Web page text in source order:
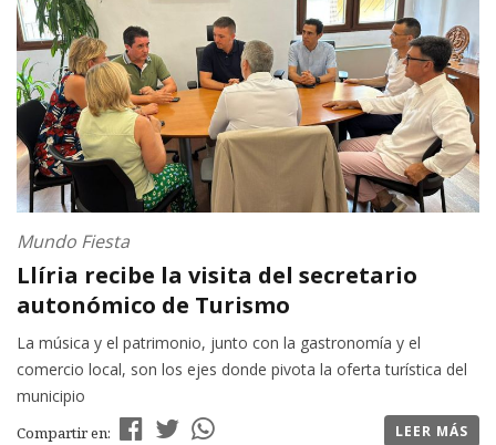
Mundo Fiesta
Llíria recibe la visita del secretario
autonómico de Turismo
La música y el patrimonio, junto con la gastronomía y el
comercio local, son los ejes donde pivota la oferta turística del
municipio
Compartir en: LEER MÁS